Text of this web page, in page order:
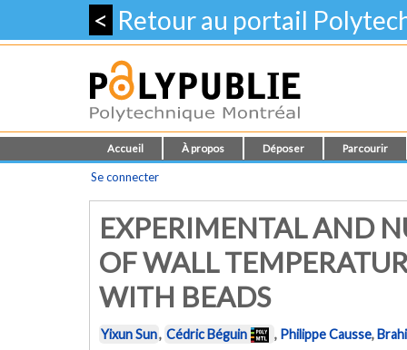
< Retour au portail
Accueil À propos Déposer Parcourir
Se connecter
EXPERIMENTAL AND
OF WALL
WITH BEADS
Yixun Sun, Cédric Béguin , Philippe Causse,